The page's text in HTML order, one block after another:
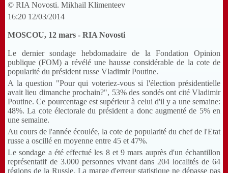
© RIA Novosti. Mikhail Klimenteev
16:20 12/03/2014
MOSCOU, 12 mars - RIA Novosti
Le dernier sondage hebdomadaire de la Fondation Opinion
publique (FOM) a révélé une hausse considérable de la cote de
popularité du président russe Vladimir Poutine.
A la question "Pour qui voteriez-vous si l'élection présidentielle
avait lieu dimanche prochain?", 53% des sondés ont cité Vladimir
Poutine. Ce pourcentage est supérieur à celui d'il y a une semaine:
48%. La cote électorale du président a donc augmenté de 5% en
une semaine.
Au cours de l'année écoulée, la cote de popularité du chef de l'Etat
russe a oscillé en moyenne entre 45 et 47%.
Le sondage a été effectué les 8 et 9 mars auprès d'un échantillon
représentatif de 3.000 personnes vivant dans 204 localités de 64
régions de la Russie. La marge d'erreur statistique ne dépasse pas